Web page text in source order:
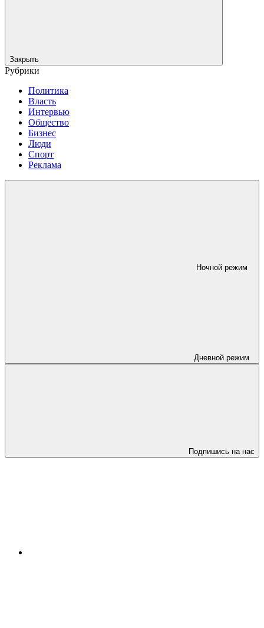
Закрыть
Рубрики
Политика
Власть
Интервью
Общество
Бизнес
Люди
Спорт
Реклама
Ночной режим
Дневной режим
Подпишись на нас